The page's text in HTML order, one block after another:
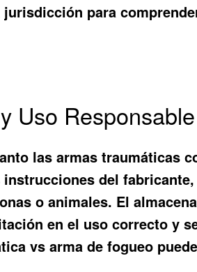
para
Uso Responsable
las armas traumáticas
del
o animales. El
en el uso correcto y
vs arma de fogueo